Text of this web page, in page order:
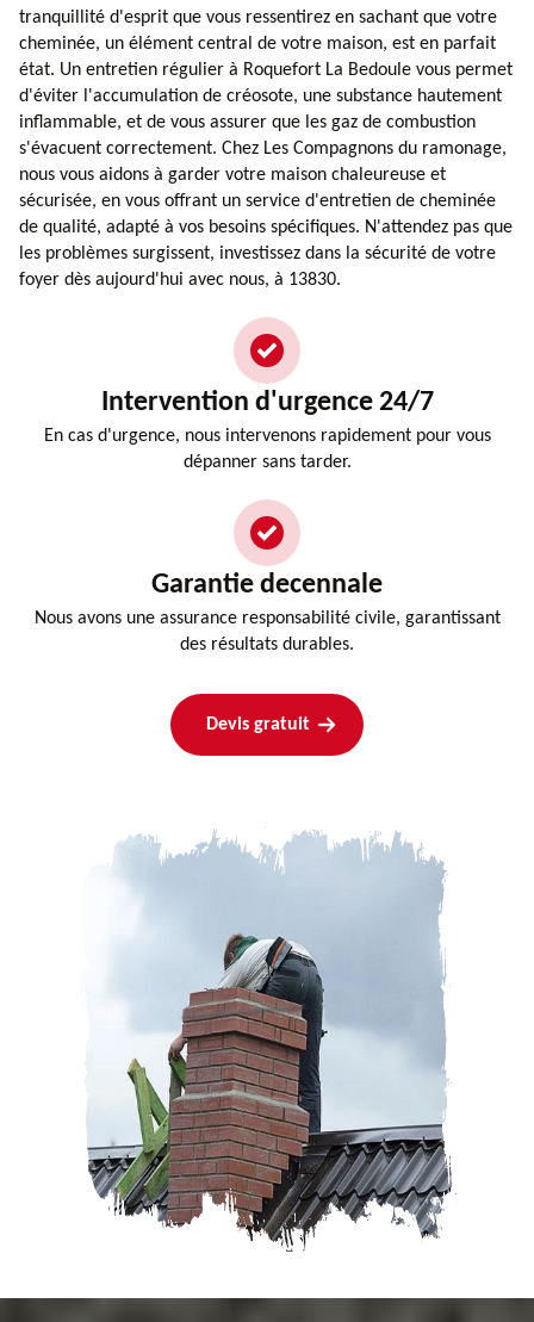
tranquillité d'esprit que vous ressentirez en sachant que votre
cheminée, un élément central de votre maison, est en parfait
état. Un entretien régulier à Roquefort La Bedoule vous permet
d'éviter l'accumulation de créosote, une substance hautement
inflammable, et de vous assurer que les gaz de combustion
s'évacuent correctement. Chez Les Compagnons du ramonage,
nous vous aidons à garder votre maison chaleureuse et
sécurisée, en vous offrant un service d'entretien de cheminée
de qualité, adapté à vos besoins spécifiques. N'attendez pas que
les problèmes surgissent, investissez dans la sécurité de votre
foyer dès aujourd'hui avec nous, à 13830.
Intervention d'urgence 24/7
En cas d'urgence, nous intervenons rapidement pour vous
dépanner sans tarder.
Garantie decennale
Nous avons une assurance responsabilité civile, garantissant
des résultats durables.
Devis gratuit